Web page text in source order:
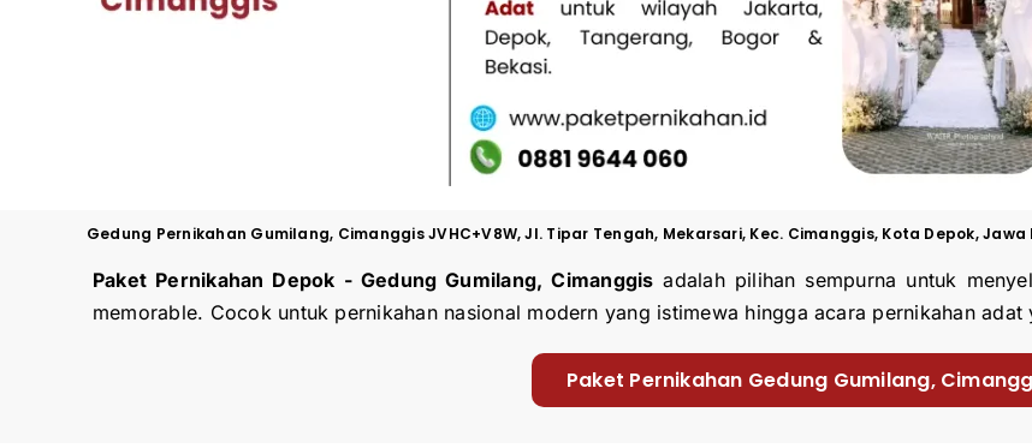
Gedung Pernikahan Gumilang, Cimanggis JVHC+V8W, Jl. Tipar Tengah, Mekarsari, Kec. Cimanggis, Kota Depok, Jawa
Paket Pernikahan Depok - GedungGumilang, Cimanggis adalah pilihan sempurna untuk
memorable. Cocok untuk pernikahan nasional modern yang istimewa hingga acara pernikahan adat
Paket Pernikahan Gedung Gumilang,